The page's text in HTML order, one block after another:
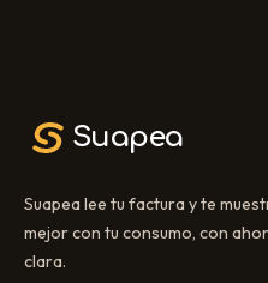
Suapea
Suapea lee tu factura y te
mejor con tu consumo, con
clara.